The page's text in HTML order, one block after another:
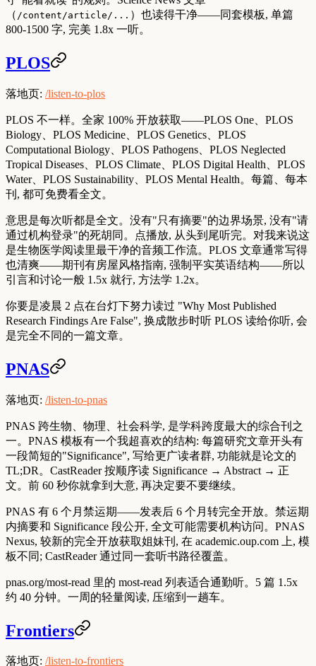
（ /content/article/... ）也读得干净——同套模板, 单篇
800-1500 字, 完美 1.8x 一听。
PLOS
落地页: /listen-to-plos
PLOS 不一样。全家 100% 开放获取——PLOS One、PLOS
Biology、PLOS Medicine、PLOS Genetics、PLOS
Computational Biology、PLOS Pathogens、PLOS Neglected
Tropical Diseases、PLOS Climate、PLOS Digital Health、PLOS
Water、PLOS Sustainability、PLOS Mental Health。每篇、每本
刊, 都可免费看全文。
意思是每次听都是全文。没有"只有摘要"的边界场景, 没有"请
通过机构登录"的死胡同。点播放, 从头到尾听完。对我来说这
是生物医学阅读里最干净的音频工作流。PLOS 文章通常写得
也清爽——期刊有房屋风格指南, 强制平实英语结构——所以
引言和讨论一般 1.5x 就行, 方法学 1.2x。
你要是凌晨 2 点在台灯下努力读过 "Why Most Published
Research Findings Are False", 换成散步时听 PLOS 读给你听, 会
是完全不同的一篇文章。
PNAS
落地页: /listen-to-pnas
PNAS 跨生物、物理、社会科学, 是学科跨度最大的综合刊之
一。PNAS 模板有一个我超喜欢的结构: 每篇研究文章开头有
一段简短的"Significance", 写给更广读者群, 功能就是论文的
TL;DR。CastReader 按顺序读 Significance → Abstract → 正
文。前 60 秒你就拿到大意, 再决定要不要继续。
PNAS 有 6 个月禁运期——发表后 6 个月转完全开放。禁运期
内摘要和 Significance 段公开, 全文可能需要机构访问。PNAS
Nexus, 较新的完全开放获取姐妹刊, 在 academic.oup.com 上, 模
板不同; CastReader 通过同一套听书路径覆盖。
pnas.org/most-read 里的 most-read 列表适合通勤听。5 篇 1.5x
约 40 分钟。一周的轻量阅读, 压缩到一趟车。
Frontiers
落地页: /listen-to-frontiers